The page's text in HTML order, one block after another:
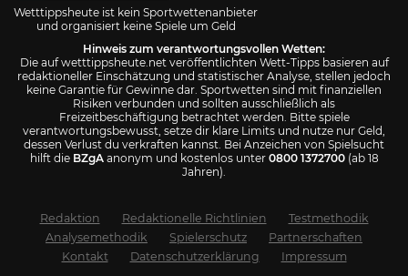
Wetttippsheute ist kein Sportwettenanbieter
und organisiert keine Spiele um Geld
Hinweis zum verantwortungsvollen Wetten:
Die auf wetttippsheute.net veröffentlichten Wett-Tipps basieren auf
redaktioneller Einschätzung und statistischer Analyse, stellen jedoch
keine Garantie für Gewinne dar. Sportwetten sind mit finanziellen
Risiken verbunden und sollten ausschließlich als
Freizeitbeschäftigung betrachtet werden. Bitte spiele
verantwortungsbewusst, setze dir klare Limits und nutze nur Geld,
dessen Verlust du verkraften kannst. Bei Anzeichen von Spielsucht
hilft die BZgAanonym und kostenlos unter 0800 1372700(ab 18
Jahren).
Redaktion Redaktionelle Richtlinien
Testmethodik
Analysemethodik
Spielerschutz
Partnerschaften
Kontakt
Datenschutzerklärung Impressum